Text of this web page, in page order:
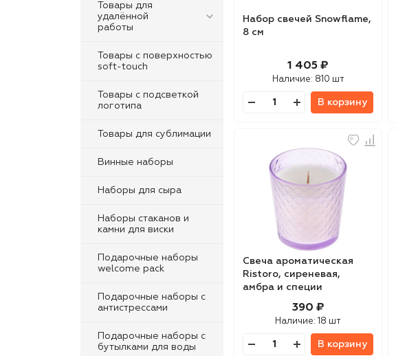
Товары для
удалённой
работы
Товары с поверхностью
soft-touch
Товары с подсветкой
логотипа
Товары для сублимации
Винные наборы
Наборы для сыра
Наборы стаканов и
камни для виски
Подарочные наборы
welcome pack
Подарочные наборы с
антистрессами
Подарочные наборы с
бутылками для воды
Набор свечей Snowflame,
8 см
1 405 ₽
Наличие: 810 шт
В корзину
Свеча ароматическая
Ristoro, сиреневая,
амбра и специи
390 ₽
Наличие: 18 шт
В корзину